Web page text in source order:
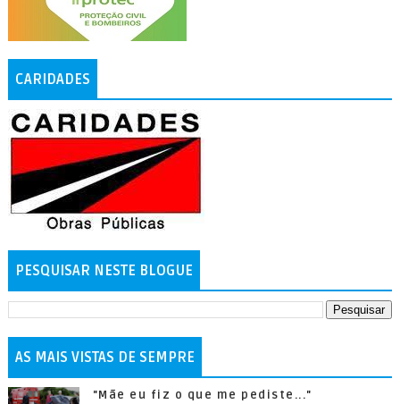
CARIDADES
PESQUISAR NESTE BLOGUE
AS MAIS VISTAS DE SEMPRE
"Mãe eu fiz o que me pediste..."